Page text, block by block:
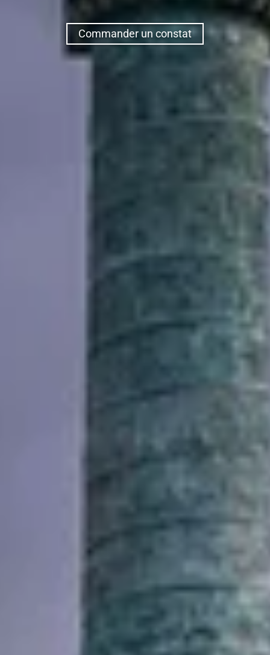
Commander un constat